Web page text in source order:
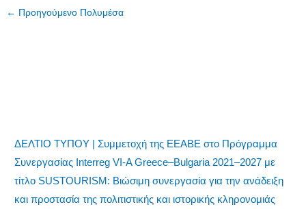
← Προηγούμενο Πολυμέσα
ΔΕΛΤΙΟ ΤΥΠΟΥ | Συμμετοχή της ΕΕΑΒΕ στο Πρόγραμμα
Συνεργασίας Interreg VI-A Greece–Bulgaria 2021–2027 με
τίτλο SUSTOURISM: Βιώσιμη συνεργασία για την ανάδειξη
και προστασία της πολιτιστικής και ιστορικής κληρονομιάς